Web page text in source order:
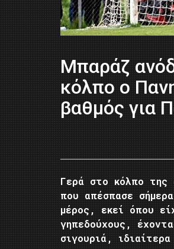
Μπαράζ
κόλπο ο
βαθμός για
Γερά στο κόλπο της
που απέσπασε
μέρος, εκεί όπου
γηπεδούχους,
σιγουριά,